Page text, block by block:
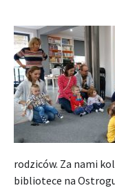
rodziców. Za nami
bibliotece na